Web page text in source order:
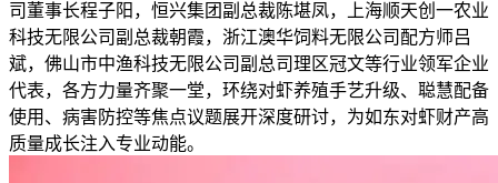
司董事长程子阳，恒兴集团副总裁陈堪凤，上海顺天创一农业
科技无限公司副总裁朝霞，浙江澳华饲料无限公司配方师吕
斌，佛山市中渔科技无限公司副总司理区冠文等行业领军企业
代表，各方力量齐聚一堂，环绕对虾养殖手艺升级、聪慧配备
使用、病害防控等焦点议题展开深度研讨，为如东对虾财产高
质量成长注入专业动能。